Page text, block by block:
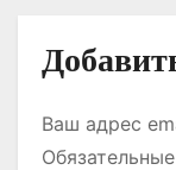
м
Ваш адрес